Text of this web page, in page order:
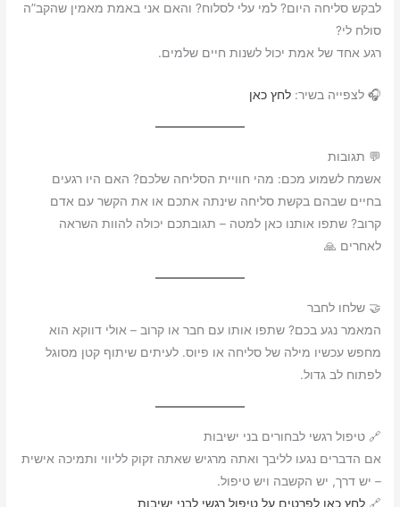
לבקש סליחה היום? למי עלי לסלוח? והאם אני באמת מאמין שהקב”ה
סולח לי?
רגע אחד של אמת יכול לשנות חיים שלמים.
🎧 לצפייה בשיר:לחץ כאן
💬 תגובות
אשמח לשמוע מכם: מהי חוויית הסליחה שלכם? האם היו רגעים
בחיים שבהם בקשת סליחה שינתה אתכם או את הקשר עם אדם
קרוב? שתפו אותנו כאן למטה – תגובתכם יכולה להוות השראה
לאחרים 🙏
🤝 שלחו לחבר
המאמר נגע בכם? שתפו אותו עם חבר או קרוב – אולי דווקא הוא
מחפש עכשיו מילה של סליחה או פיוס. לעיתים שיתוף קטן מסוגל
לפתוח לב גדול.
🔗 טיפול רגשי לבחורים בני ישיבות
אם הדברים נגעו לליבך ואתה מרגיש שאתה זקוק לליווי ותמיכה אישית
– יש דרך, יש הקשבה ויש טיפול.
🔗לחץ כאן לפרטים על טיפול רגשי לבני ישיבות